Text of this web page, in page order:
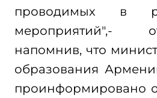
проводимых в
мероприятий",-
напомнив, что
образования
проинформировано